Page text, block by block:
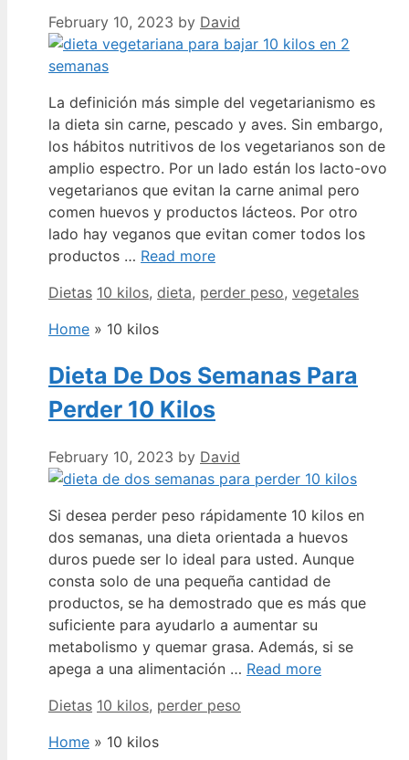
February 10, 2023 by David
La definición más simple del vegetarianismo es
la dieta sin carne, pescado y aves. Sin embargo,
los hábitos nutritivos de los vegetarianos son de
amplio espectro. Por un lado están los lacto-ovo
vegetarianos que evitan la carne animal pero
comen huevos y productos lácteos. Por otro
lado hay veganos que evitan comer todos los
productos … Read more
Categories
Dietas Tags
10 kilos, dieta, perder peso, vegetales
Home » 10 kilos
Dieta De Dos Semanas Para
Perder 10 Kilos
February 10, 2023 by David
Si desea perder peso rápidamente 10 kilos en
dos semanas, una dieta orientada a huevos
duros puede ser lo ideal para usted. Aunque
consta solo de una pequeña cantidad de
productos, se ha demostrado que es más que
suficiente para ayudarlo a aumentar su
metabolismo y quemar grasa. Además, si se
apega a una alimentación … Read more
Categories
Dietas Tags
10 kilos, perder peso
Home » 10 kilos